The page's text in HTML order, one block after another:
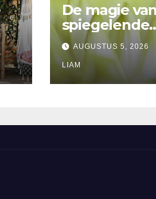
De magie
spiegelende
vijvers: je
leven
AUGUSTUS 5, 2026
LIAM